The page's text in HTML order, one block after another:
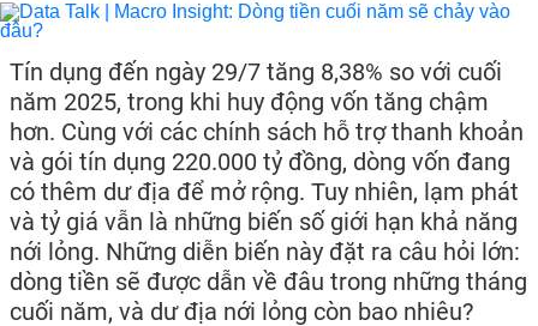
Tín dụng đến ngày 29/7 tăng 8,38% so với cuối
năm 2025, trong khi huy động vốn tăng chậm
hơn. Cùng với các chính sách hỗ trợ thanh khoản
và gói tín dụng 220.000 tỷ đồng, dòng vốn đang
có thêm dư địa để mở rộng. Tuy nhiên, lạm phát
và tỷ giá vẫn là những biến số giới hạn khả năng
nới lỏng. Những diễn biến này đặt ra câu hỏi lớn:
dòng tiền sẽ được dẫn về đâu trong những tháng
cuối năm, và dư địa nới lỏng còn bao nhiêu?